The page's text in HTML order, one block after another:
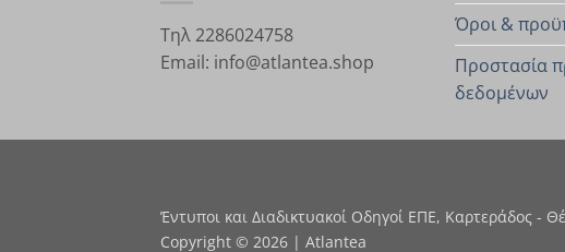
Τηλ 2286024758
Email: info@atlantea.shop
Όροι &
Προστασία
δεδομένων
Έντυποι και Διαδικτυακοί Οδηγοί ΕΠΕ, Καρτεράδος -
Copyright © 2026 | Atlantea